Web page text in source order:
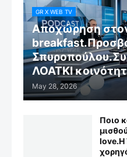
GR X WEB TV
Αποχώρηση
ΛΟΑΤΚΙ
May 28, 2026
Ποιο
love.Η